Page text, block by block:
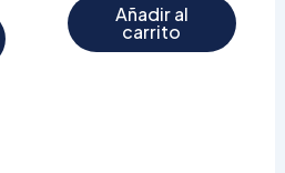
Añadir al
carrito